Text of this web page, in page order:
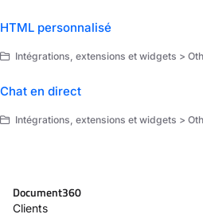
HTML personnalisé
Intégrations, extensions et widgets > Other
Chat en direct
Intégrations, extensions et widgets > Other
Document360
Clients